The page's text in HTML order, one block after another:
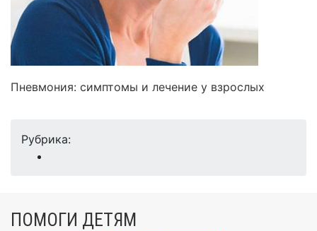
Пневмония: симптомы и лечение у взрослых
Рубрика:
ПОМОГИ ДЕТЯМ